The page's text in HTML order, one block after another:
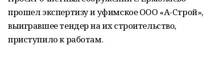
прошел экспертизу и уфимское ООО «А-Строй»,
выигравшее тендер на их строительство,
приступило к работам.